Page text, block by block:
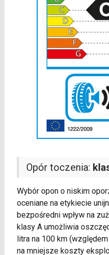
Opór toczenia:
Wybór opon o niskim
oceniane na etykiecie
bezpośredni wpływ na
klasy A umożliwia
litra na 100 km
na mniejsze koszty